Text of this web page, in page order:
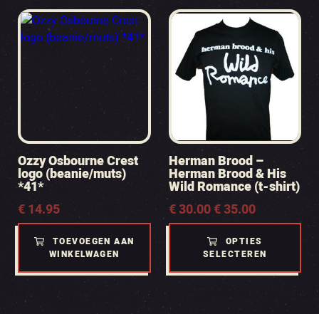
Ozzy Osbourne Crest
logo (beanie/muts)
*41*
€14.95
TOEVOEGEN AAN
WINKELWAGEN
Herman Brood –
Herman Brood & His
Wild Romance (t-shirt)
€30.00-€35.00
Prijsklasse:
€ 30.00
OPTIES
SELECTEREN